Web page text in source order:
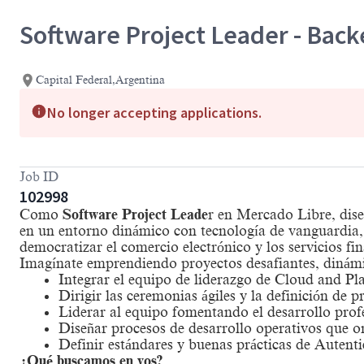
Software Project Leader -
Capital Federal,Argentina
No longer accepting applications.
Job ID
102998
Como Software Project Leader en Mercado Libre,
en un entorno dinámico con tecnología de
democratizar el comercio electrónico y los servicios
Imagínate emprendiendo proyectos desafiantes,
Integrar el equipo de liderazgo de Cloud and
Dirigir las ceremonias ágiles y la definición de
Liderar al equipo fomentando el desarrollo
Diseñar procesos de desarrollo operativos que
Definir estándares y buenas prácticas de